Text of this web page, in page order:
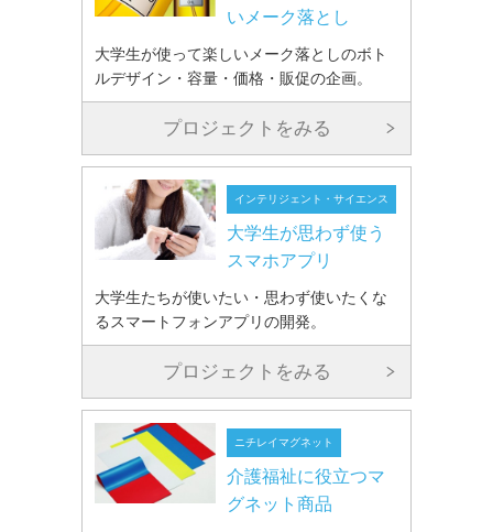
いメーク落とし
大学生が使って楽しいメーク落としのボト
ルデザイン・容量・価格・販促の企画。
プロジェクトをみる
インテリジェント・サイエンス
大学生が思わず使う
スマホアプリ
大学生たちが使いたい・思わず使いたくな
るスマートフォンアプリの開発。
プロジェクトをみる
ニチレイマグネット
介護福祉に役立つマ
グネット商品